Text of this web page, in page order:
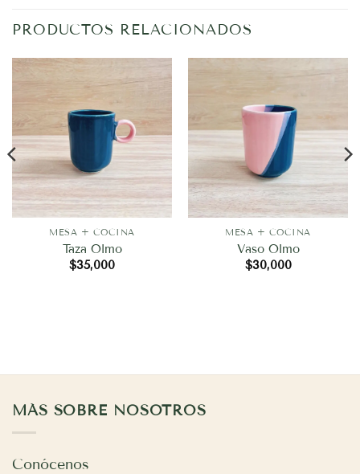
PRODUCTOS RELACIONADOS
MESA + COCINA
Taza Olmo
$35,000
MESA + COCINA
Vaso Olmo
$30,000
MÁS SOBRE NOSOTROS
Conócenos